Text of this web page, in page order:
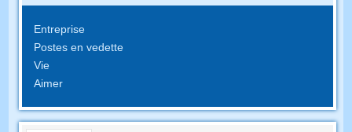
Entreprise
Postes en vedette
Vie
Aimer